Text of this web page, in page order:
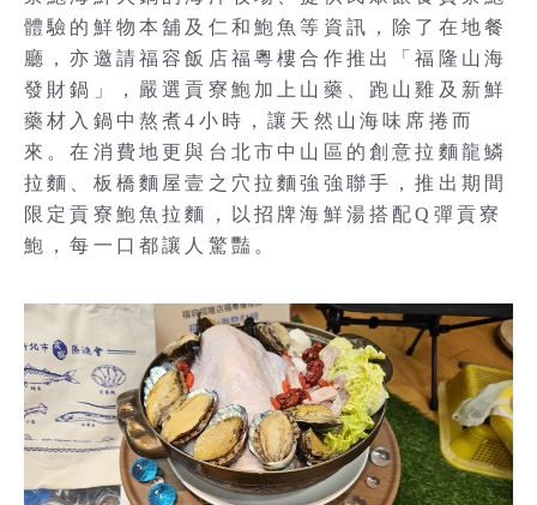
體驗的鮮物本舖及仁和鮑魚等資訊，除了在地餐
廳，亦邀請福容飯店福粵樓合作推出「福隆山海
發財鍋」，嚴選貢寮鮑加上山藥、跑山雞及新鮮
藥材入鍋中熬煮4小時，讓天然山海味席捲而
來。在消費地更與台北市中山區的創意拉麵龍鱗
拉麵、板橋麵屋壹之穴拉麵強強聯手，推出期間
限定貢寮鮑魚拉麵，以招牌海鮮湯搭配Q彈貢寮
鮑，每一口都讓人驚豔。